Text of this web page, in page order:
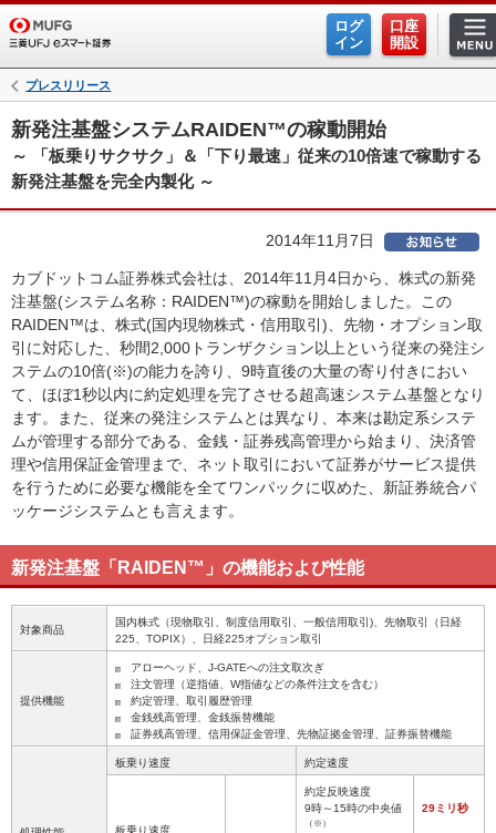
ログ
イン
口座
開設
プレスリリース
新発注基盤システムRAIDEN™の稼動開始
～ 「板乗りサクサク」＆「下り最速」従来の10倍速で稼動する
新発注基盤を完全内製化 ～
2014年11月7日
カブドットコム証券株式会社は、2014年11月4日から、株式の新発
注基盤(システム名称：RAIDEN™)の稼動を開始しました。この
RAIDEN™は、株式(国内現物株式・信用取引)、先物・オプション取
引に対応した、秒間2,000トランザクション以上という従来の発注シ
ステムの10倍(※)の能力を誇り、9時直後の大量の寄り付きにおい
て、ほぼ1秒以内に約定処理を完了させる超高速システム基盤となり
ます。また、従来の発注システムとは異なり、本来は勘定系システ
ムが管理する部分である、金銭・証券残高管理から始まり、決済管
理や信用保証金管理まで、ネット取引において証券がサービス提供
を行うために必要な機能を全てワンパックに収めた、新証券統合パ
ッケージシステムとも言えます。
新発注基盤「RAIDEN™」の機能および性能
対象商品
国内株式（現物取引、制度信用取引、一般信用取引)、先物取引（日経
225、TOPIX）、日経225オプション取引
提供機能
アローヘッド、J-GATEへの注文取次ぎ
注文管理（逆指値、W指値などの条件注文を含む）
約定管理、取引履歴管理
金銭残高管理、金銭振替機能
証券残高管理、信用保証金管理、先物証拠金管理、証券振替機能
板乗り速度 約定速度
板乗り速度
約定反映速度
9時～15時の中央値
（※）
29ミリ秒